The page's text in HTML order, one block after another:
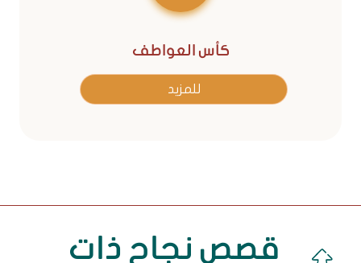
كأس العواطف
للمزيد
قصص نجاح ذات